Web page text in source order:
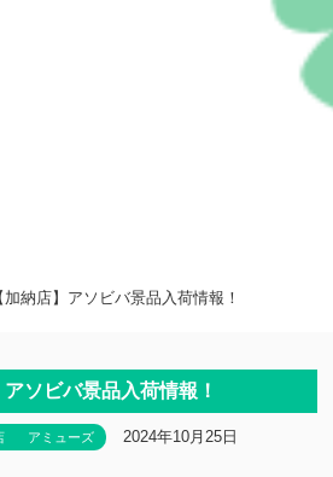
加納店】アソビバ景品入荷情報！
アソビバ景品入荷情報！
アミューズ 2024年10月25日